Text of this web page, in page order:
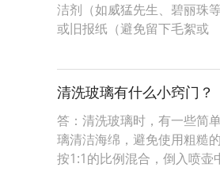
洁剂（如威猛先生、碧丽珠
或旧报纸（避免留下毛絮或
清洗玻璃有什么小窍门？
答：清洗玻璃时，有一些简
璃清洁海绵，避免使用粗糙
按1:1的比例混合，倒入喷壶